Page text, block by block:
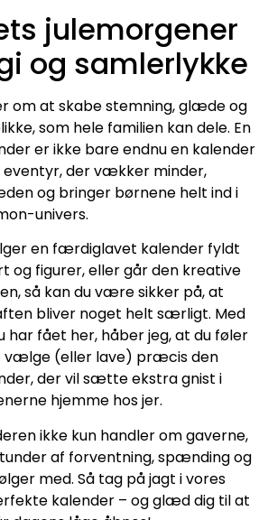
julemorgener
og samlerlykke
om at skabe stemning, glæde og
som hele familien kan dele. En
er ikke bare endnu en kalender
der vækker minder,
og bringer børnene helt ind i
univers.
en færdiglavet kalender fyldt
og figurer, eller går den kreative
så kan du være sikker på, at
bliver noget helt særligt. Med
har fået her, håber jeg, at du føler
vælge (eller lave) præcis den
der vil sætte ekstra gnist i
hjemme hos jer.
ikke kun handler om gaverne,
af forventning, spænding og
med. Så tag på jagt i vores
kalender – og glæd dig til at